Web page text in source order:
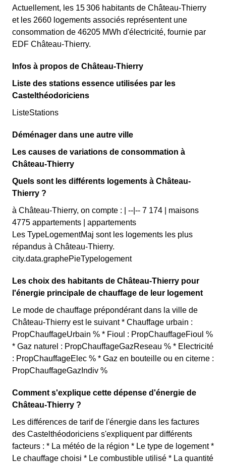
Actuellement, les 15 306 habitants de Château-Thierry
et les 2660 logements associés représentent une
consommation de 46205 MWh d'électricité, fournie par
EDF Château-Thierry.
Infos à propos de Château-Thierry
Liste des stations essence utilisées par les
Castelthéodoriciens
ListeStations
Déménager dans une autre ville
Les causes de variations de consommation à
Château-Thierry
Quels sont les différents logements à Château-
Thierry ?
à Château-Thierry, on compte : | --|-- 7 174 | maisons
4775 appartements | appartements
Les TypeLogementMaj sont les logements les plus
répandus à Château-Thierry.
city.data.graphePieTypelogement
Les choix des habitants de Château-Thierry pour
l'énergie principale de chauffage de leur logement
Le mode de chauffage prépondérant dans la ville de
Château-Thierry est le suivant * Chauffage urbain :
PropChauffageUrbain % * Fioul : PropChauffageFioul %
* Gaz naturel : PropChauffageGazReseau % * Electricité
: PropChauffageElec % * Gaz en bouteille ou en citerne :
PropChauffageGazIndiv %
Comment s'explique cette dépense d'énergie de
Château-Thierry ?
Les différences de tarif de l'énergie dans les factures
des Castelthéodoriciens s'expliquent par différents
facteurs : * La météo de la région * Le type de logement *
Le chauffage choisi * Le combustible utilisé * La quantité